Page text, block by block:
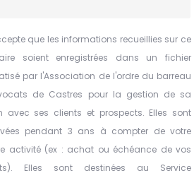
que les informations recueillies sur ce
soient enregistrées dans un fichier
par l'Association de l'ordre du barreau
de Castres pour la gestion de sa
avec ses clients et prospects. Elles sont
pendant 3 ans à compter de votre
activité (ex : achat ou échéance de vos
Elles sont destinées au Service